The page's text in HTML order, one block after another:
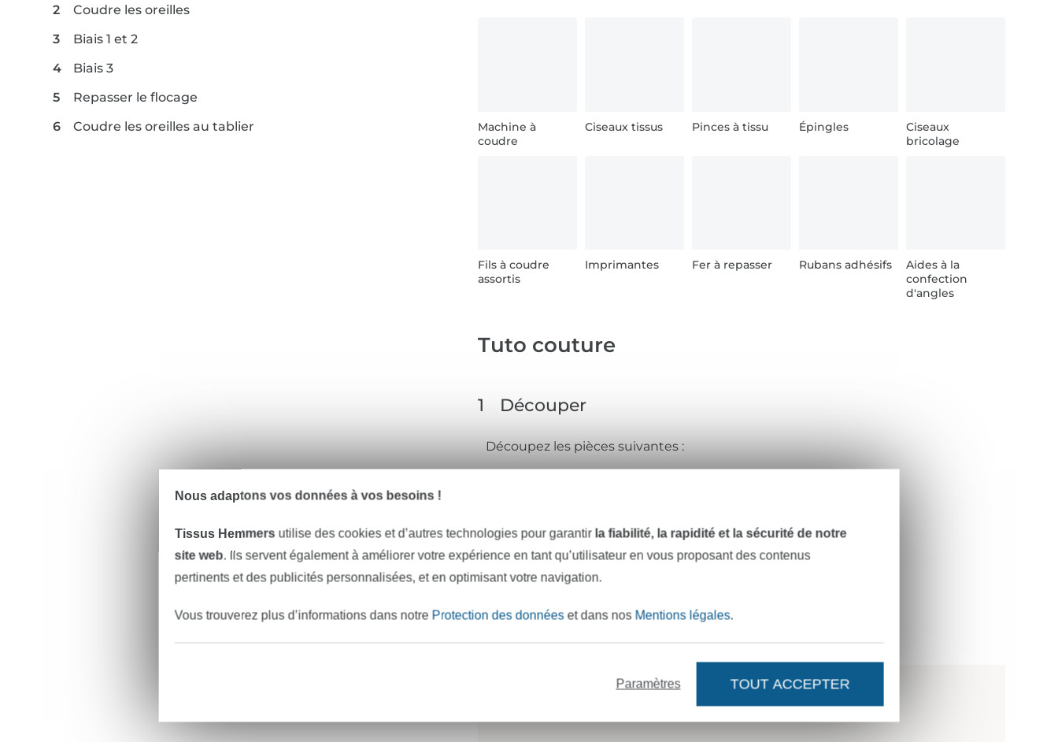
Coudre les oreilles
Biais 1 et 2
Biais 3
Repasser le flocage
Coudre les oreilles au tablier
Machine à
coudre
Ciseaux tissus Pinces à tissu Épingles
Ciseaux
bricolage
Fils à coudre
assortis
Imprimantes Fer à repasser Rubans adhésifs
Aides à la
confection
d'angles
Tuto couture
1 Découper
Découpez les pièces suivantes :
1x 170 cm de biais
1x 105 cm de biais
Nous adaptons vos données à vos besoins !
Tissus Hemmers utilise des cookies et d’autres technologies pour garantir la fiabilité, la rapidité et la sécurité de notre
site web. Ils servent également à améliorer votre expérience en tant qu’utilisateur en vous proposant des contenus
pertinents et des publicités personnalisées, et en optimisant votre navigation.
Vous trouverez plus d’informations dans notre Protection des donnéeset dans nos Mentions légales.
Paramètres TOUT ACCEPTER